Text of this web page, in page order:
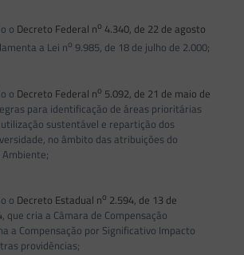
o Decreto Federal no 4.340, de 22 de agosto
a Lei no 9.985, de 18 de julho de 2.000;
o Decreto Federal no 5.092, de 21 de maio de
para identificação de áreas prioritárias
sustentável e repartição dos
no âmbito das atribuições do
o Decreto Estadual no 2.594, de 13 de
, que cria a Câmara de Compensação
a Compensação por Significativo Impacto
providências;